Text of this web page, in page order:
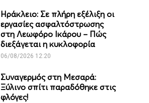
Ηράκλειο: Σε πλήρη εξέλιξη οι
εργασίες ασφαλτόστρωσης
στη Λεωφόρο Ικάρου – Πώς
διεξάγεται η κυκλοφορία
06/08/2026 12:20
Συναγερμός στη Μεσαρά:
Ξύλινο σπίτι παραδόθηκε στις
φλόγες!